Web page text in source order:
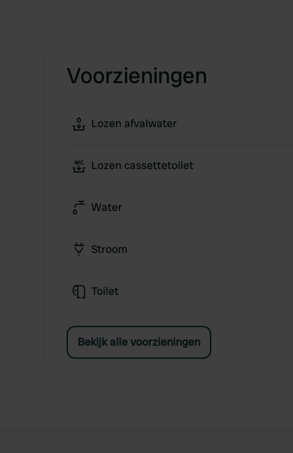
Voorzieningen
Lozen afvalwater
Lozen cassettetoilet
Water
Stroom
Toilet
Bekijk alle voorzieningen